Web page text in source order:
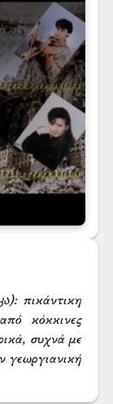
πικάντικη
κόκκινες
συχνά με
γεωργιανική